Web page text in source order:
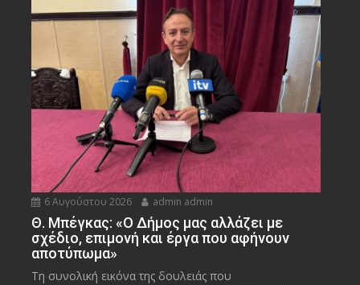
6 Αυγούστου 2026 admin admin
Θ. Μπέγκας: «Ο Δήμος μας αλλάζει με
σχέδιο, επιμονή και έργα που αφήνουν
αποτύπωμα»
Τη συνολική εικόνα της δουλειάς που